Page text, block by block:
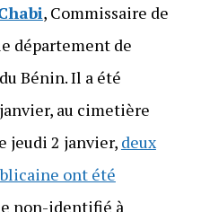
, Commissaire de
département de
Bénin. Il a été
au cimetière
jeudi 2 janvier, deux
ont été
non-identifié à